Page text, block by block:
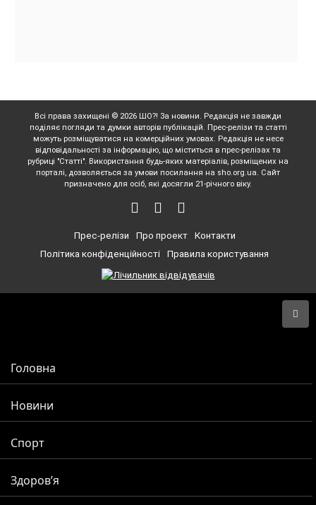
Всі права захищені © 2026 ШО?! За новини. Редакція не завжди
поділяє погляди та думки авторів публікацій. Прес-релізи та статті
можуть розміщуватися на комерційних умовах. Редакція не несе
відповідальності за інформацію, що міститься в прес-релізах та
рубриці "Статті". Використання будь-яких матеріалів, розміщених на
порталі, дозволяється за умови посилання на sho.org.ua. Сайт
призначено для осіб, які досягли 21-річного віку.
Прес-релізи Про проект
Контакти
Політика конфіденційності
Правила користування
Головна
Новини
Спорт
Здоров’я